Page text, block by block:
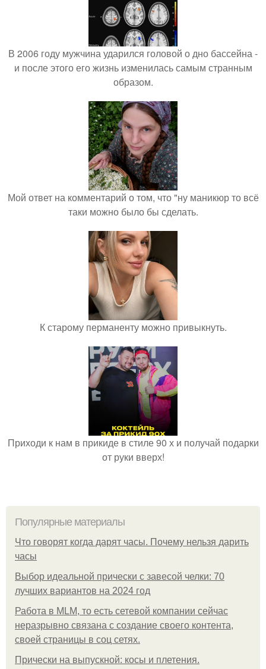
В 2006 году мужчина ударился головой о дно бассейна -
и после этого его жизнь изменилась самым странным
образом.
Мой ответ на комментарий о том, что "ну маникюр то всё
таки можно было бы сделать.
К старому перманенту можно привыкнуть.
Приходи к нам в прикиде в стиле 90 х и получай подарки
от руки вверх!
Популярные материалы
Что говорят когда дарят часы. Почему нельзя дарить
часы
Выбор идеальной прически с завесой челки: 70
лучших вариантов на 2024 год
Работа в MLM, то есть сетевой компании сейчас
неразрывно связана с создание своего контента,
своей страницы в соц сетях.
Прически на выпускной: косы и плетения.